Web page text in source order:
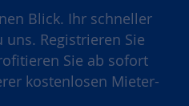
Blick. Ihr schneller
Registrieren Sie
Sie ab sofort
kostenlosen Mieter-